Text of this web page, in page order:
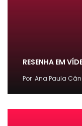
RESENHA EM
Por Ana Paula